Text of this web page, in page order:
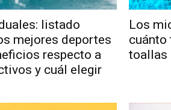
listado
mejores deportes
respecto a
y cuál elegir
Los
cuánto
toallas